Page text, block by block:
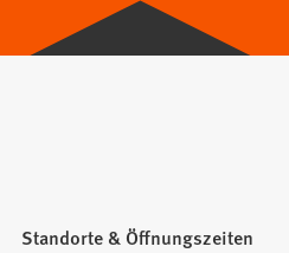
neuen
Tab)
Standorte & Öffnungszeiten